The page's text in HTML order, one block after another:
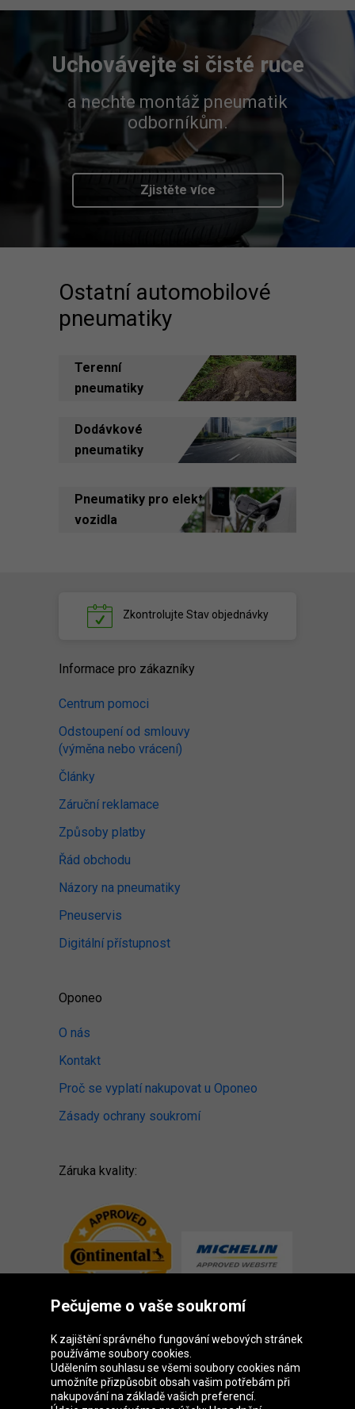
Uchovávejte si čisté ruce
a nechte montáž pneumatik
odborníkům.
Zjistěte více
Ostatní automobilové
pneumatiky
Terenní
pneumatiky
Dodávkové
pneumatiky
Pneumatiky pro elektrická
vozidla
Zkontrolujte Stav objednávky
Informace pro zákazníky
Centrum pomoci
Odstoupení od smlouvy
(výměna nebo vrácení)
Články
Záruční reklamace
Způsoby platby
Řád obchodu
Názory na pneumatiky
Pneuservis
Digitální přístupnost
Oponeo
O nás
Kontakt
Proč se vyplatí nakupovat u Oponeo
Zásady ochrany soukromí
Záruka kvality:
Skupina Oponeo
Pečujeme o vaše soukromí
K zajištění správného fungování webových stránek
používáme soubory cookies.
Udělením souhlasu se všemi soubory cookies nám
umožníte přizpůsobit obsah vašim potřebám při
nakupování na základě vašich preferencí.